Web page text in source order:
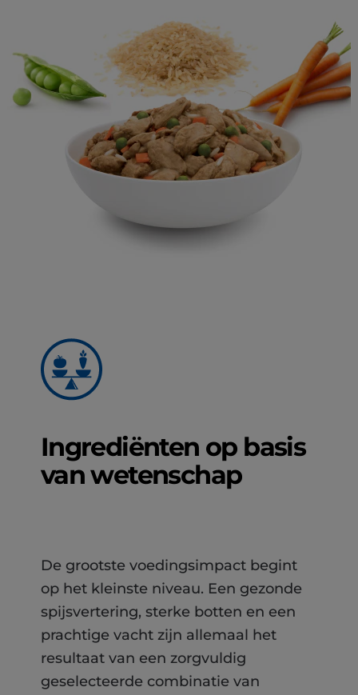
Ingrediënten op basis
van wetenschap
De grootste voedingsimpact begint
op het kleinste niveau. Een gezonde
spijsvertering, sterke botten en een
prachtige vacht zijn allemaal het
resultaat van een zorgvuldig
geselecteerde combinatie van